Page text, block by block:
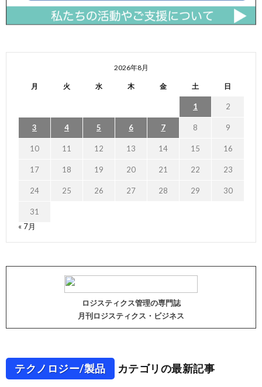
2026年8月
月 火 水 木 金 土 日
1 2
3 4 5 6 7 8 9
10 11 12 13 14 15 16
17 18 19 20 21 22 23
24 25 26 27 28 29 30
31
« 7月
ロジスティクス管理の専門誌
月刊ロジスティクス・ビジネス
テクノロジー/製品 カテゴリの最新記事